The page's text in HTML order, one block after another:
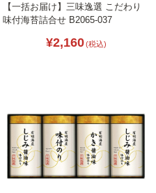
【一括お届け】三味逸選 こだわり
味付海苔詰合せ B2065-037
¥2,160(税込)